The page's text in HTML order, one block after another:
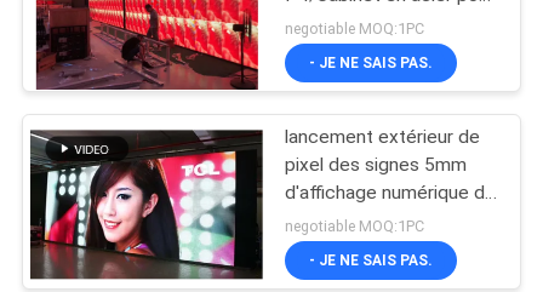
UNE
CITATION
PLAN
SITE
LED
Écran fixe d'intérieur
de LED
36
la plaza
negotiable MOQ:1PC
- JE NE SAIS PAS.
lancement extérieur de
pixel des signes 5mm
d'affichage numérique de
192x192dots avec le
Cabinet en aluminium
negotiable MOQ:1PC
- JE NE SAIS PAS.